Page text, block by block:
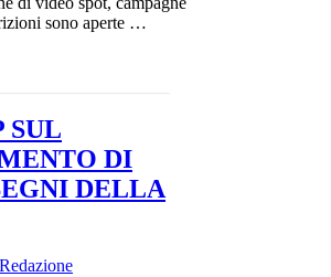
sono aperte …
SUL
DI
DELLA
Redazione